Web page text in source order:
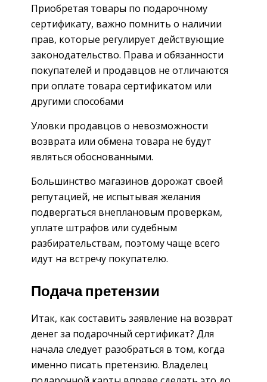
Приобретая товары по подарочному
сертификату, важно помнить о наличии
прав, которые регулирует действующие
законодательство. Права и обязанности
покупателей и продавцов не отличаются
при оплате товара сертификатом или
другими способами
Уловки продавцов о невозможности
возврата или обмена товара не будут
являться обоснованными.
Большинство магазинов дорожат своей
репутацией, не испытывая желания
подвергаться внеплановым проверкам,
уплате штрафов или судебным
разбирательствам, поэтому чаще всего
идут на встречу покупателю.
Подача претензии
Итак, как составить заявление на возврат
денег за подарочный сертификат? Для
начала следует разобраться в том, когда
именно писать претензию. Владелец